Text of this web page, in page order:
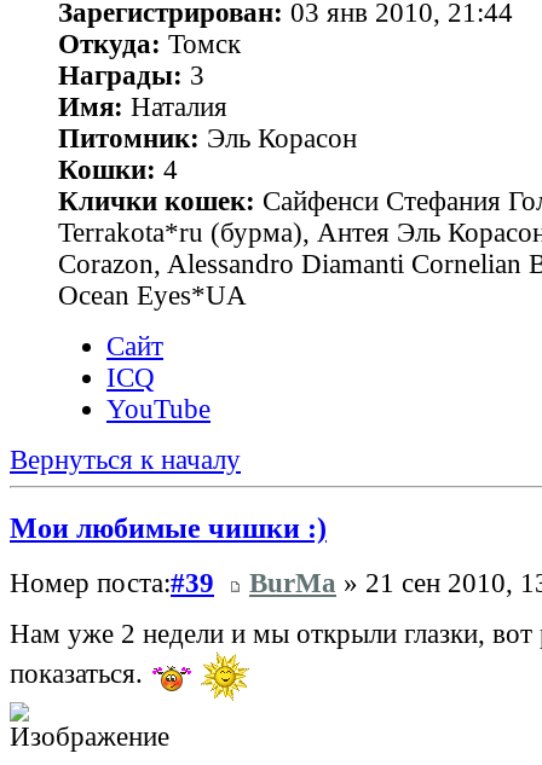
Зарегистрирован: 03 янв 2010, 21:44
Откуда: Томск
Награды: 3
Имя: Наталия
Питомник: Эль Корасон
Кошки: 4
Клички кошек: Сайфенси Стефания
Terrakota*ru (бурма), Антея Эль
Corazon, Alessandro Diamanti Cornelian
Ocean Eyes*UA
Сайт
ICQ
YouTube
Вернуться к началу
Мои любимые чишки :)
Номер поста:#39 BurMa » 21 сен 2010,
Нам уже 2 недели и мы открыли глазки,
показаться.